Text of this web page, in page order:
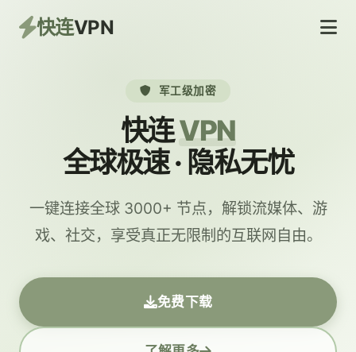
快连VPN
军工级加密
快连VPN
全球极速 · 隐私无忧
一键连接全球 3000+ 节点，解锁流媒体、游
戏、社交，享受真正无限制的互联网自由。
免费下载